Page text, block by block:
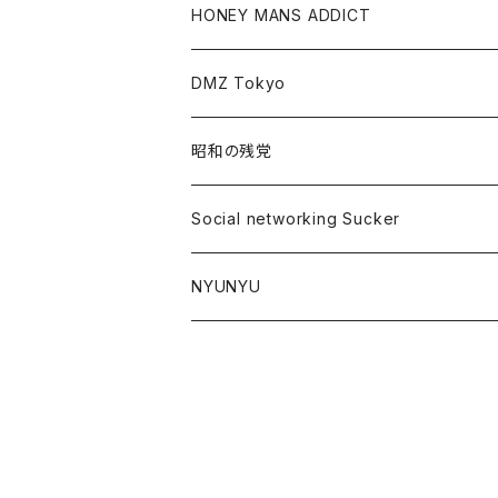
HONEY MANS ADDICT
DMZ Tokyo
昭和の残党
Social networking Sucker
NYUNYU